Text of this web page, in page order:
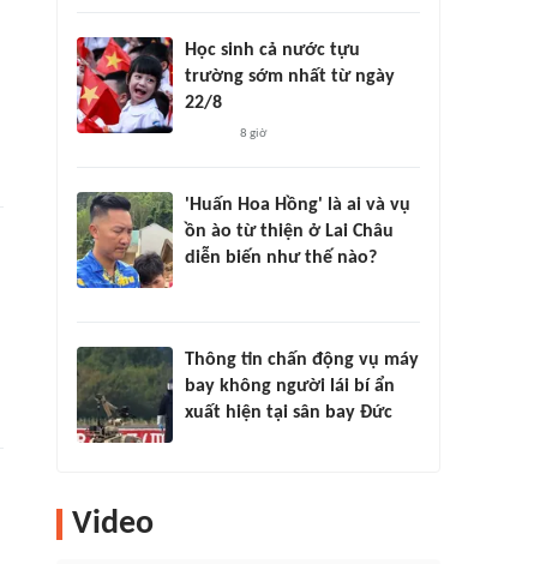
Học sinh cả nước tựu
trường sớm nhất từ ngày
22/8
8 giờ
'Huấn Hoa Hồng' là ai và vụ
ồn ào từ thiện ở Lai Châu
diễn biến như thế nào?
Thông tin chấn động vụ máy
bay không người lái bí ẩn
xuất hiện tại sân bay Đức
Video